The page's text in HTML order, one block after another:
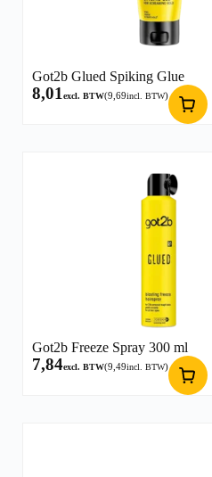
Got2b Glued Spiking Glue
8,01 excl. BTW(9,69incl. BTW)
Got2b Freeze Spray 300 ml
7,84excl. BTW(9,49incl. BTW)